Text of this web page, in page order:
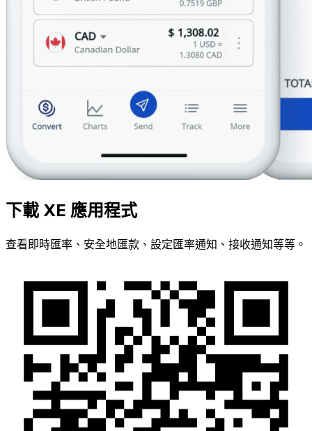
下載 XE 應用程式
查看即時匯率、安全地匯款、設定匯率通知、接收通知等等。